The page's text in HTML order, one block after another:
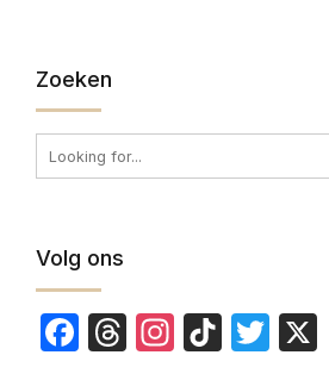
Zoeken
Volg ons
Facebook
Threads
Instagram
TikTok